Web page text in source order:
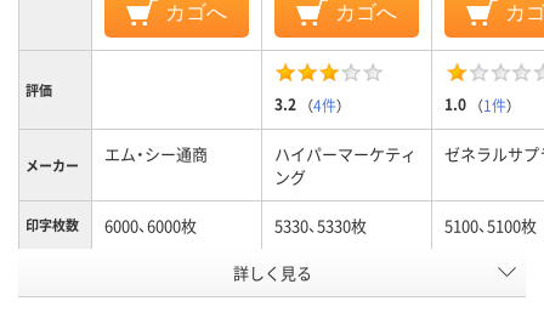
カゴへ カゴへ カ
評価
3.2 （4件） 1.0 （1件）
メーカー エム・シー通商
ハイパーマーケティ
ング
ゼネラルサプ
印字枚数 6000、6000枚 5330、5330枚 5100、5100枚
ブラック系
詳しく見る